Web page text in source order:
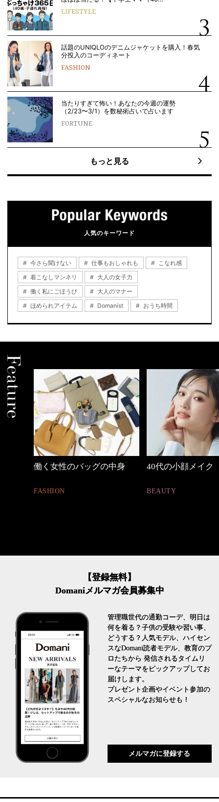
LIFESTYLE
話題のUNIQLOのデニムジャケットを購入！春気
分投入のコーディネート
FASHION
当たりすぎて怖い！あなたの今週の運勢
（2/23〜3/1）を数秘術占いで占います
FORTUNE
もっと見る
人気のキーワード
今さら聞けない 仕事もおしゃれも
こなれ感
着こなしマンネリ
大人の女子力
働く私にごほうび
大人のマナー
ほめられアイテム
Domanist おうち時間
40代の小顔メイク
BEAUTY
心地よくいられる
【登録無料】
Domaniメルマガ会員募集中
管理職世代の通勤コーデ、明日は
何を着る？子供の受験や習い事、
どうする？人気モデル、ハイセン
スなDomani読者モデル、教育のプ
ロたちから 発信されるタイムリ
ーなテーマをピックアップしてお
届けします。
プレゼント企画やイベント参加の
スペシャルなお知らせも！
メルマガに登録する